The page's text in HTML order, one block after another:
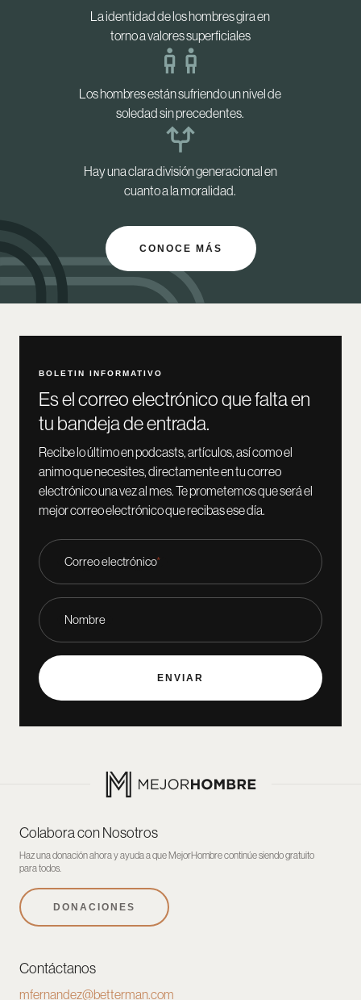
La identidad de los hombres gira en
torno a valores superficiales
Los hombres están sufriendo un nivel de
soledad sin precedentes.
Hay una clara división generacional en
cuanto a la moralidad.
CONOCE MÁS
BOLETIN INFORMATIVO
Es el correo electrónico que falta en
tu bandeja de entrada.
Recibe lo último en podcasts, artículos, así como el
animo que necesites, directamente en tu correo
electrónico una vez al mes. Te prometemos que será el
mejor correo electrónico que recibas ese día.
Correo electrónico*
Nombre
Colabora con Nosotros
Haz una donación ahora y ayuda a que MejorHombre continúe siendo gratuito
para todos.
DONACIONES
Contáctanos
mfernandez@betterman.com